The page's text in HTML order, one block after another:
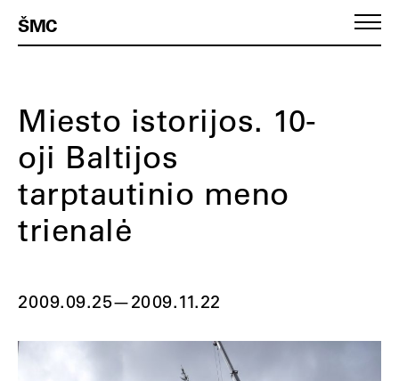
ŠMC
Miesto istorijos. 10-
oji Baltijos
tarptautinio meno
trienalė
2009.09.25—2009.11.22